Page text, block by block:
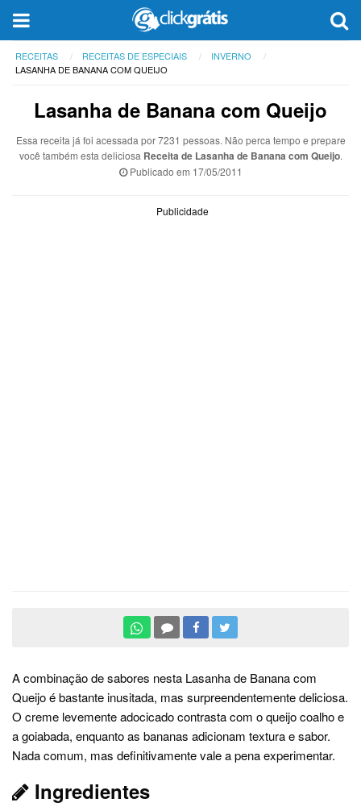
RECEITAS RECEITAS DE ESPECIAIS
INVERNO
LASANHA DE BANANA COM QUEIJO
Lasanha de Banana com Queijo
Essa receita já foi acessada por 7231 pessoas. Não perca tempo e prepare
você também esta deliciosa Receita de Lasanha de Banana com Queijo.
Publicado em 17/05/2011
Publicidade
A combinação de sabores nesta Lasanha de Banana com
Queijo é bastante inusitada, mas surpreendentemente deliciosa.
O creme levemente adocicado contrasta com o queijo coalho e
a goiabada, enquanto as bananas adicionam textura e sabor.
Nada comum, mas definitivamente vale a pena experimentar.
Ingredientes